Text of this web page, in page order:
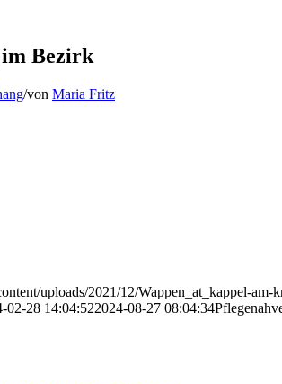
im Bezirk
/von Maria Fritz
uploads/2021/12/Wappen_at_kappel-am-
02-28 14:04:522024-08-27 08:04:34